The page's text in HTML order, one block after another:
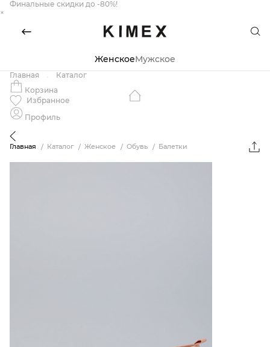
Финальные скидки до -80%!
×
ЖенскоеМужское
Главная
Каталог
Корзина
Избранное
Профиль
Главная Каталог Женское Обувь Балетки